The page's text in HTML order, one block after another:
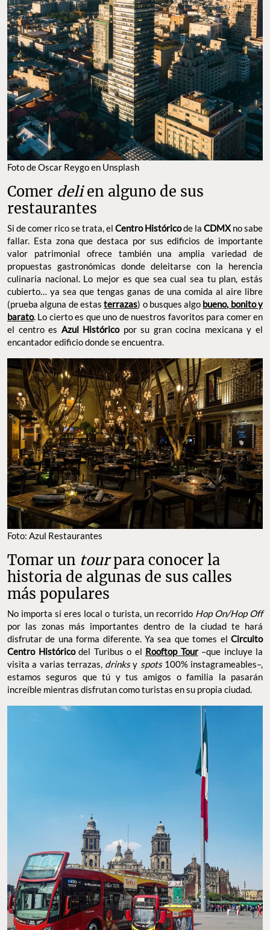
Foto de Oscar Reygo en Unsplash
Comer delien alguno de sus
restaurantes
Si de comer rico se trata, el Centro Históricode la CDMX no sabe
fallar. Esta zona que destaca por sus edificios de importante
valor patrimonial ofrece también una amplia variedad de
propuestas gastronómicas donde deleitarse con la herencia
culinaria nacional. Lo mejor es que sea cual sea tu plan, estás
cubierto… ya sea que tengas ganas de una comida al aire libre
(prueba alguna de estasterrazas) o busques algo bueno, bonito y
barato. Lo cierto es que uno de nuestros favoritos para comer en
el centro es Azul Históricopor su gran cocina mexicana y el
encantador edificio donde se encuentra.
Foto: Azul Restaurantes
Tomar un tourpara conocer la
historia de algunas de sus calles
más populares
No importa si eres local o turista, un recorrido Hop On/Hop Off
por las zonas más importantes dentro de la ciudad te hará
disfrutar de una forma diferente. Ya sea que tomes el Circuito
Centro Históricodel Turibus o el Rooftop Tour–que incluye la
visita a varias terrazas, drinksy spots 100% instagrameables–,
estamos seguros que tú y tus amigos o familia la pasarán
increíble mientras disfrutan como turistas en su propia ciudad.